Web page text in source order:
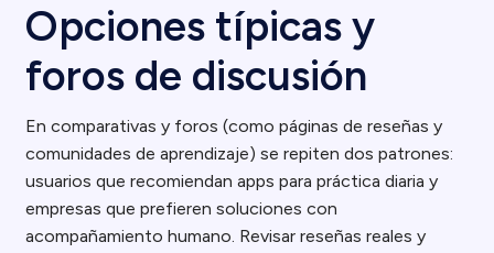
Opciones típicas y
foros de discusión
En comparativas y foros (como páginas de reseñas y
comunidades de aprendizaje) se repiten dos patrones:
usuarios que recomiendan apps para práctica diaria y
empresas que prefieren soluciones con
acompañamiento humano. Revisar reseñas reales y